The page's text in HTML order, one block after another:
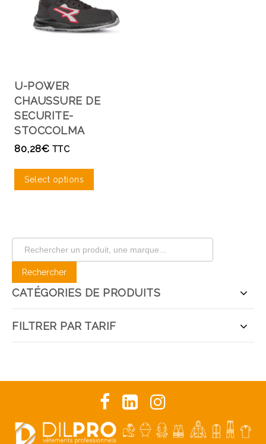
U-POWER
CHAUSSURE DE
SECURITE-
STOCCOLMA
80,28€ TTC
Select options
CATÉGORIES DE PRODUITS
FILTRER PAR TARIF